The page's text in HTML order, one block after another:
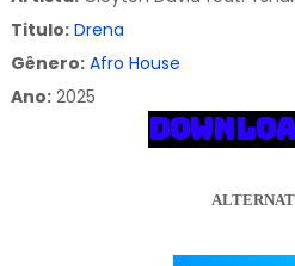
Titulo: Drena
Gênero: Afro House
Ano:2025